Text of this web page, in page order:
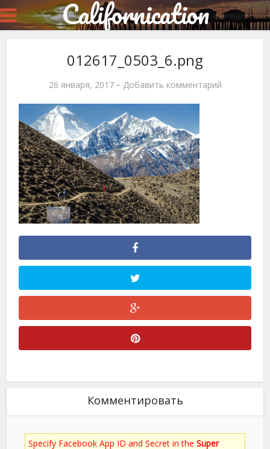
Californication
012617_0503_6.png
26 января, 2017 Добавить комментарий
Комментировать
Specify Facebook App ID and Secret in theSuper